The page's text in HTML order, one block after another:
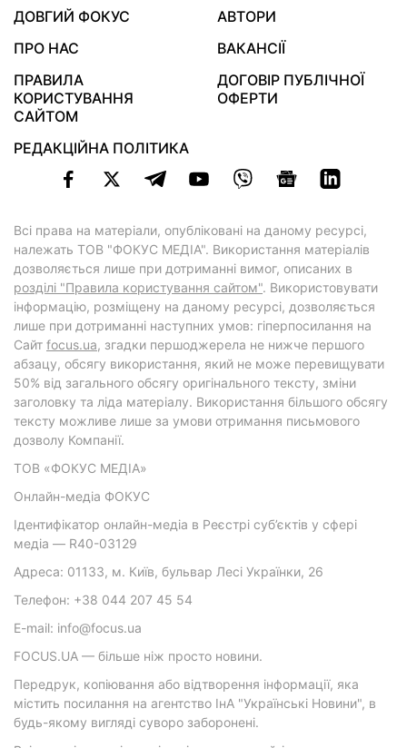
ДОВГИЙ ФОКУС
АВТОРИ
ПРО НАС
ВАКАНСІЇ
ПРАВИЛА
КОРИСТУВАННЯ
САЙТОМ
ДОГОВІР ПУБЛІЧНОЇ
ОФЕРТИ
РЕДАКЦІЙНА ПОЛІТИКА
Всі права на матеріали, опубліковані на даному ресурсі,
належать ТОВ "ФОКУС МЕДІА". Використання матеріалів
дозволяється лише при дотриманні вимог, описаних в
розділі "Правила користування сайтом". Використовувати
інформацію, розміщену на даному ресурсі, дозволяється
лише при дотриманні наступних умов: гіперпосилання на
Cайт focus.ua, згадки першоджерела не нижче першого
абзацу, обсягу використання, який не може перевищувати
50% від загального обсягу оригінального тексту, зміни
заголовку та ліда матеріалу. Використання більшого обсягу
тексту можливе лише за умови отримання письмового
дозволу Компанії.
ТОВ «ФОКУС МЕДІА»
Онлайн-медіа ФОКУС
Ідентифікатор онлайн-медіа в Реєстрі суб’єктів у сфері
медіа — R40-03129
Адреса: 01133, м. Київ, бульвар Лесі Українки, 26
Телефон: +38 044 207 45 54
E-mail: info@focus.ua
FOCUS.UA — більше ніж просто новини.
Передрук, копіювання або відтворення інформації, яка
містить посилання на агентство ІнА "Українські Новини", в
будь-якому вигляді суворо заборонені.